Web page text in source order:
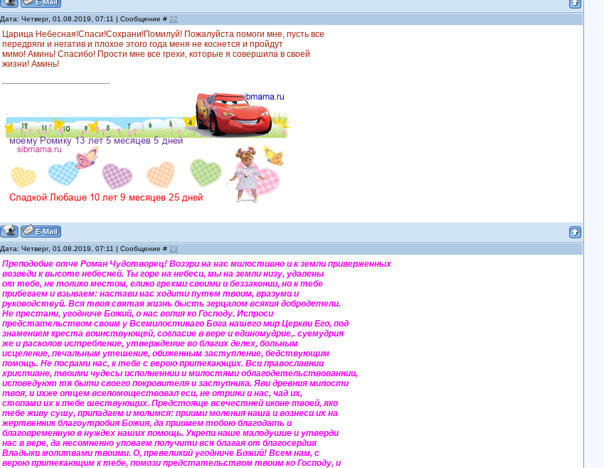
Дата: Четверг, 01.08.2019, 07:11 | Сообщение # 22
Царица Небесная!Спаси!Сохрани!Помилуй! Пожалуйста помоги мне, пусть все
передряги и негатив и плохое этого года меня не коснется и пройдут
мимо! Аминь! Спасибо! Прости мне все грехи, которые я совершила в своей
жизни! Аминь!
Дата: Четверг, 01.08.2019, 07:11 | Сообщение # 23
Преподобие отче Роман Чудотворец! Воззри на нас милостивно и к земли приверженных
возведи к высоте небесней. Ты горе на небеси, мы на земли низу, удалены
от тебе, не толико местом, елико грехми своими и беззаконии, но к тебе
прибегаем и взываем: настави нас ходити путем твоим, вразуми и
руководствуй. Вся твоя святая жизнь бысть зерцалом всякия добродетели.
Не престани, угодниче Божий, о нас вопия ко Господу. Испроси
предстательством своим у Всемилостиваго Бога нашего мир Церкви Его, под
знамением креста воинствующей, согласие в вере и единомудрие,. суемудрия
же и расколов истребление, утверждение во благих делех, больным
исцеление, печальным утешение, обиженным заступление, бедствующим
помощь. Не посрами нас, к тебе с верою притекающих. Вси православнии
христиане, твоими чудесы исполненнии и милостями облагодетельствованнии,
исповедуют тя быти своего покровителя и заступника. Яви древния милости
твоя, и ихже отцем всепомоществовал еси, не отрини и нас, чад их,
стопами их к тебе шествующих. Предстояще всечестней иконе твоей, яко
тебе живу сушу, припадаем и молимся: приими моления наша и вознеси их на
жертвенник благоутробия Божия, да приимем тобою благодать и
благовременную в нуждех наших помощь. Укрепи наше малодушие и утверди
нас в вере, да несомненно уповаем получити вся благая от благосердия
Владыки молитвами твоими. О, превеликий угодниче Божий! Всем нам, с
верою притекающим к тебе, помози предстательством твоим ко Господу, и